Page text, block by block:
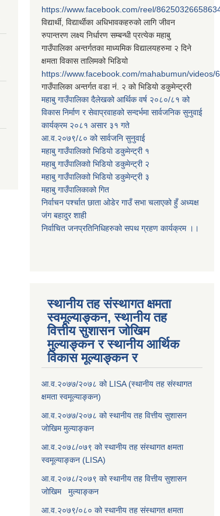
https://www.facebook.com/reel/
विद्यार्थी, विद्यार्थीका अधिभावकहरुको लागि जीवन
रुपान्तरण लक्ष्य निर्धारण सम्बन्धी प्रत्येक महाबु
गाउँपालिका अन्तर्गतका माध्यमिक विद्यालयहरुमा २ दिने
क्षमता विकास तालिमको भिडियो
https://www.facebook.com/mahabumun/videos/
गाउँपालिका अन्तर्गत वडा नं. २ को भिडियो डकुमेन्ट्ररी
महाबु गाउँपालिका दैलेखको आर्थिक वर्ष २०८०/८१ को
विकास निर्माण र सेवाप्रवाहको सन्दर्भमा सार्वजनिक सुनुवाई
कार्यक्रम २०८१ असार ३१ गते
आ.व.२०७९/८० को सार्वजनि सुनुवाई
महाबु गाउँपालिकाो भिडियो डकुमेन्ट्री १
महाबु गाउँपालिकाो भिडियो डकुमेन्ट्री २
महाबु गाउँपालिकाो भिडियो डकुमेन्ट्री ३
महाबु गाउँपालिकाको गित
निर्वाचन पर्श्चात छाता ओडेर गाउँ सभा चलाएको हुँ अध्यक्ष
जंग बहादुर शाही
निर्वाचित जनप्रतिनिधिहरुको सपथ ग्रहण कार्यक्रम ।।
स्थानीय तह संस्थागत क्षमता
स्वमूल्याङ्कन, स्थानीय तह
वित्तीय सुशासन जोखिम
मुल्याङ्कन र स्थानीय आर्थिक
विकास मूल्याङ्कन र
आ.व.२०७७/२०७८ को LISA (स्थानीय तह संस्थागत
क्षमता स्वमूल्याङ्कन)
आ.व.२०७७/२०७८ को स्थानीय तह वित्तीय सुशासन
जोखिम मुल्याङ्कन
आ.व.२०७८/०७९ को स्थानीय तह संस्थागत क्षमता
स्वमूल्याङ्कन (LISA)
आ.व.२०७८/२०७९ को स्थानीय तह वित्तीय सुशासन
जोखिम मुल्याङ्कन
आ.व.२०७९/०८० को स्थानीय तह संस्थागत क्षमता